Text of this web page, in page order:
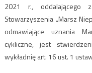
2021 r., oddalającego
Stowarzyszenia „Marsz
odmawiające uznania
cykliczne, jest
wykładnię art. 16 ust. 1